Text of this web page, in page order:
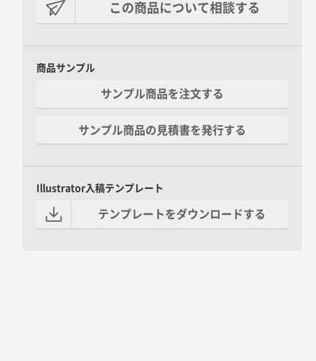
この商品について相談する
商品サンプル
サンプル商品を注文する
サンプル商品の見積書を発行する
Illustrator入稿テンプレート
テンプレートをダウンロードする